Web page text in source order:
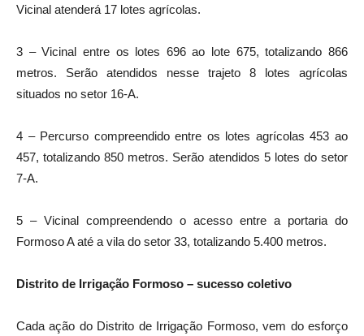
Vicinal atenderá 17 lotes agrícolas.
3 – Vicinal entre os lotes 696 ao lote 675, totalizando 866
metros. Serão atendidos nesse trajeto 8 lotes agrícolas
situados no setor 16-A.
4 – Percurso compreendido entre os lotes agrícolas 453 ao
457, totalizando 850 metros. Serão atendidos 5 lotes do setor
7-A.
5 – Vicinal compreendendo o acesso entre a portaria do
Formoso A até a vila do setor 33, totalizando 5.400 metros.
Distrito de Irrigação Formoso – sucesso coletivo
Cada ação do Distrito de Irrigação Formoso, vem do esforço